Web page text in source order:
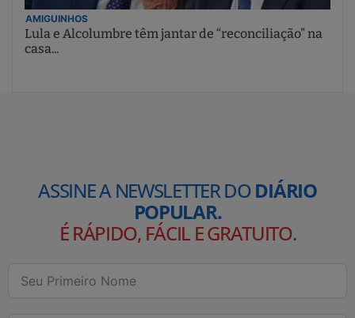
AMIGUINHOS
Lula e Alcolumbre têm jantar de “reconciliação” na
casa...
ASSINE A NEWSLETTER DODIÁRIO
POPULAR.
É RÁPIDO, FÁCIL E GRATUITO.